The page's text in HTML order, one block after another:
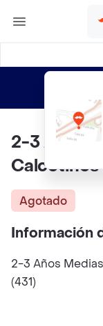
2-3 Años
Calcetines
Agotado
Información
2-3 Años
(431)